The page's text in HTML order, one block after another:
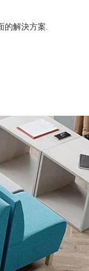
的解決方案.